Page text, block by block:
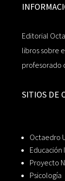
Editorial
libros sobre
profesorado
SITIOS DE
Octaedro
Educación
Proyecto
Psicología